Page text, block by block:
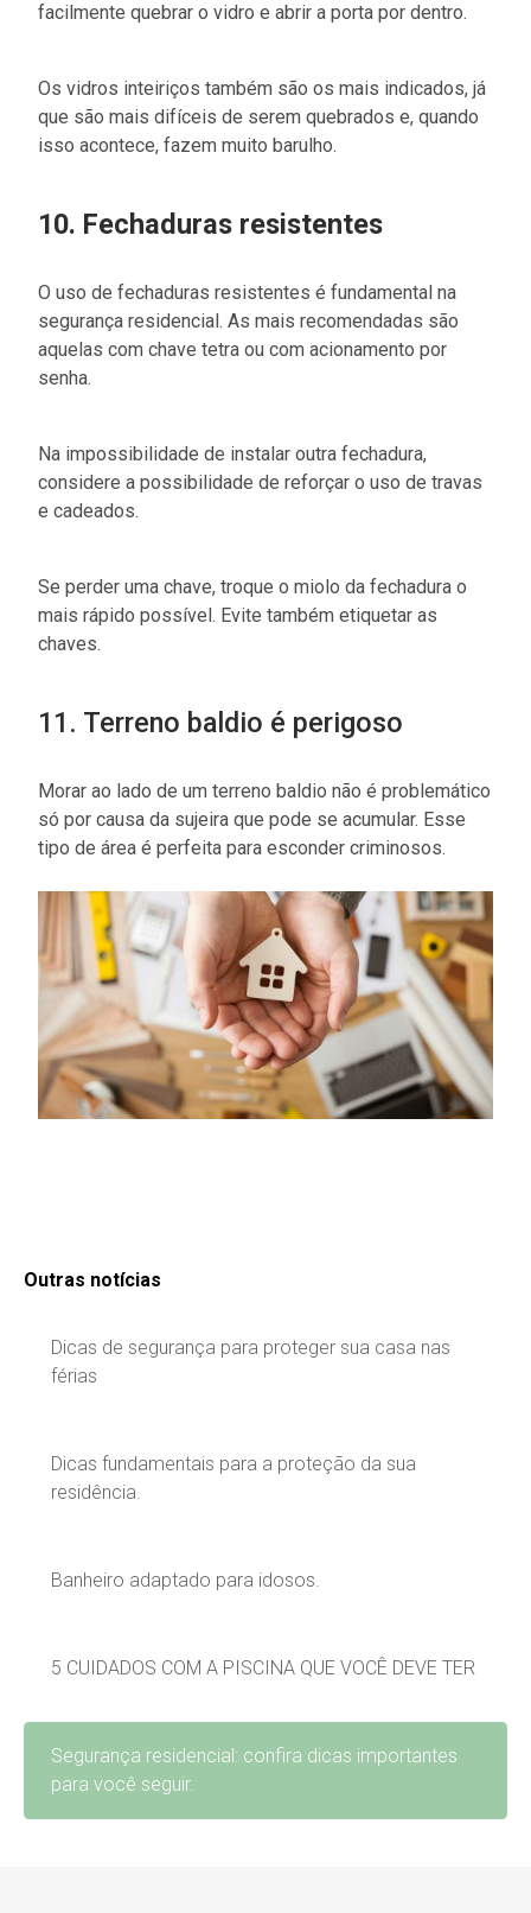
Outras notícias
Dicas de segurança para proteger sua casa nas
férias
Dicas fundamentais para a proteção da sua
residência.
Banheiro adaptado para idosos.
5 CUIDADOS COM A PISCINA QUE VOCÊ DEVE TER
Segurança residencial: confira dicas importantes
para você seguir.
facilmente quebrar o vidro e abrir a porta por dentro.
Os vidros inteiriços também são os mais indicados, já
que são mais difíceis de serem quebrados e, quando
isso acontece, fazem muito barulho.
10. Fechaduras resistentes
O uso de fechaduras resistentes é fundamental na
segurança residencial. As mais recomendadas são
aquelas com chave tetra ou com acionamento por
senha.
Na impossibilidade de instalar outra fechadura,
considere a possibilidade de reforçar o uso de travas
e cadeados.
Se perder uma chave, troque o miolo da fechadura o
mais rápido possível. Evite também etiquetar as
chaves.
11. Terreno baldio é perigoso
Morar ao lado de um terreno baldio não é problemático
só por causa da sujeira que pode se acumular. Esse
tipo de área é perfeita para esconder criminosos.